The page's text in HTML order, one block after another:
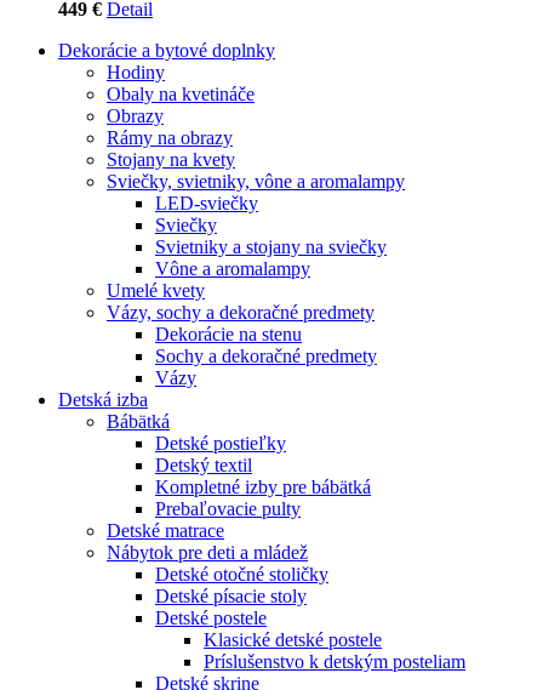
449 € Detail
Dekorácie a bytové doplnky
Hodiny
Obaly na kvetináče
Obrazy
Rámy na obrazy
Stojany na kvety
Sviečky, svietniky, vône a aromalampy
LED-sviečky
Sviečky
Svietniky a stojany na sviečky
Vône a aromalampy
Umelé kvety
Vázy, sochy a dekoračné predmety
Dekorácie na stenu
Sochy a dekoračné predmety
Vázy
Detská izba
Bábätká
Detské postieľky
Detský textil
Kompletné izby pre bábätká
Prebaľovacie pulty
Detské matrace
Nábytok pre deti a mládež
Detské otočné stoličky
Detské písacie stoly
Detské postele
Klasické detské postele
Príslušenstvo k detským posteliam
Detské skrine